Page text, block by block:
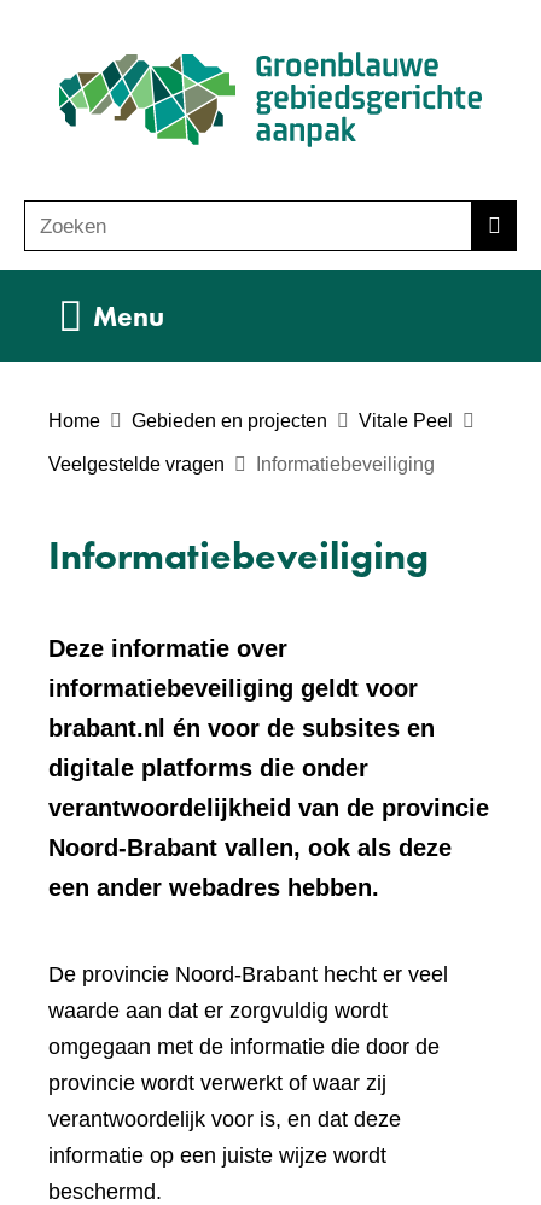
naar
de
inhoud
o
e
Zoeken
Menu
Home Gebieden en projecten Vitale Peel
Veelgestelde vragen Informatiebeveiliging
Informatiebeveiliging
Deze informatie over
informatiebeveiliging geldt voor
brabant.nl én voor de subsites en
digitale platforms die onder
verantwoordelijkheid van de provincie
Noord-Brabant vallen, ook als deze
een ander webadres hebben.
De provincie Noord-Brabant hecht er veel
waarde aan dat er zorgvuldig wordt
omgegaan met de informatie die door de
provincie wordt verwerkt of waar zij
verantwoordelijk voor is, en dat deze
informatie op een juiste wijze wordt
beschermd.